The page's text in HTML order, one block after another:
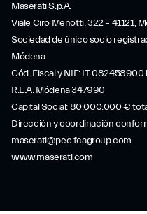
Maserati S.p.A.
Viale Ciro Menotti, 322 – 41121,
Sociedad de único socio
Módena
Cód. Fiscal y NIF: IT
R.E.A. Módena 347990
Capital Social: 80.000.000 €
Dirección y coordinación
maserati@pec.fcagroup.com
www.maserati.com